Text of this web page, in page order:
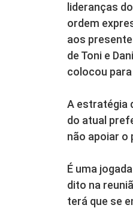
lideranças
ordem
aos
de Toni e
colocou
A estratégia
do atual
não apoiar o
É uma
dito na
terá que se